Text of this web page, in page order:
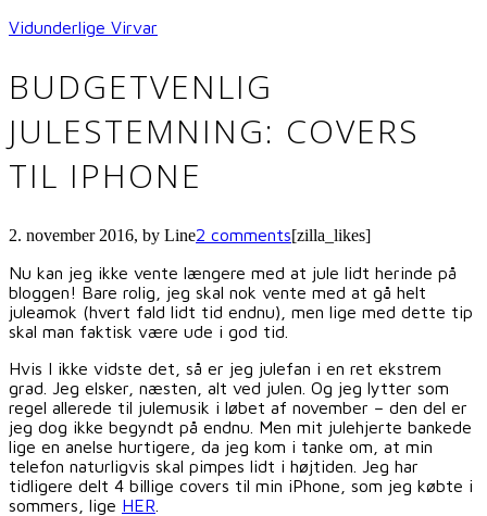
Vidunderlige Virvar
BUDGETVENLIG
JULESTEMNING: COVERS
TIL IPHONE
2. november 2016, by Line2 comments[zilla_likes]
Nu kan jeg ikke vente længere med at jule lidt herinde på
bloggen! Bare rolig, jeg skal nok vente med at gå helt
juleamok (hvert fald lidt tid endnu), men lige med dette tip
skal man faktisk være ude i god tid.
Hvis I ikke vidste det, så er jeg julefan i en ret ekstrem
grad. Jeg elsker, næsten, alt ved julen. Og jeg lytter som
regel allerede til julemusik i løbet af november – den del er
jeg dog ikke begyndt på endnu. Men mit julehjerte bankede
lige en anelse hurtigere, da jeg kom i tanke om, at min
telefon naturligvis skal pimpes lidt i højtiden. Jeg har
tidligere delt 4 billige covers til min iPhone, som jeg købte i
sommers, lige HER